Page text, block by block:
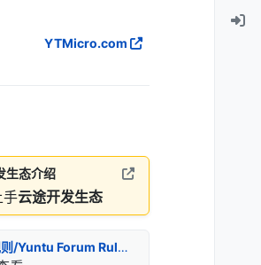
YTMicro.com
生态介绍
手云途开发生态
云途论坛规则/Yuntu Forum Rules